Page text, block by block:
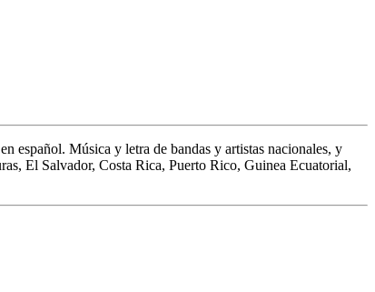
español. Música y letra de bandas y artistas nacionales, y
El Salvador, Costa Rica, Puerto Rico, Guinea Ecuatorial,